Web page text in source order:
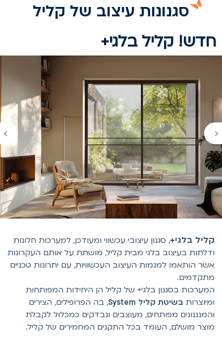
סגנונות עיצוב של קליל
קליל בלגי+
›
בלגי+, סגנון עיצובי עכשווי ומעודכן, למערכות חלונות
בעיצוב בלגי מבית קליל, מושתת על אותם העקרונות
הותאמו למגמות העיצוב העכשוויות, עם יתרונות טכניים
בסגנון בלגי+ של קליל הן היחידות המפותחות
בשיטת קליל System
, בה הפרופילים, הצירים
מפותחים, מעוצבים ונבדקים כמכלול לקבלת
מושלם, העומד בכל התקנים המחמירים של קליל.